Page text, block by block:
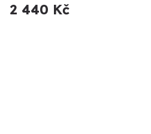
2 440 Kč